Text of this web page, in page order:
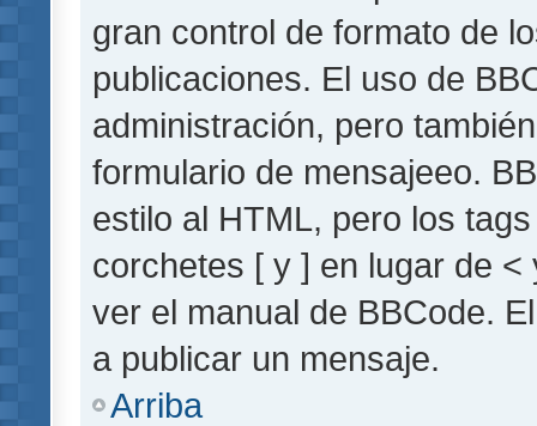
gran control de formato de
publicaciones. El uso de
administración, pero
formulario de mensajeeo.
estilo al HTML, pero los
corchetes [ y ] en lugar de
ver el manual de BBCode.
a publicar un mensaje.
Arriba